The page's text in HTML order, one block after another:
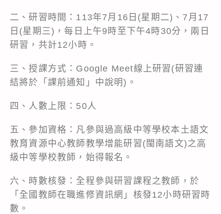
二、研習時間：113年7月16日(星期二)、7月17
日(星期三)，每日上午9時至下午4時30分，兩日
研習，共計12小時。
三、授課方式：Google Meet線上研習(研習連
結將於「課前通知」中說明)。
四、人數上限：50人
五、參加資格：凡參與過高級中等學校本土語文
教育資源中心教師教學增能研習(閩南語文)之高
級中等學校教師，始得報名。
六、時數核發：全程參與研習課程之教師，於
「全國教師在職進修資訊網」核發12小時研習時
數。